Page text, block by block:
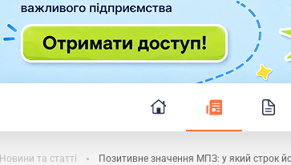
Новини та статті Позитивне значення МПЗ: у який строк